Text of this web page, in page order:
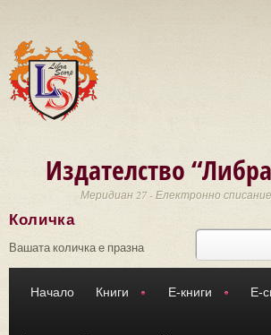
Издателство
Меридиан 27 - Електронно
Търси
Количка
Вашата количка е празна
Начало Книги Е-книги Е-